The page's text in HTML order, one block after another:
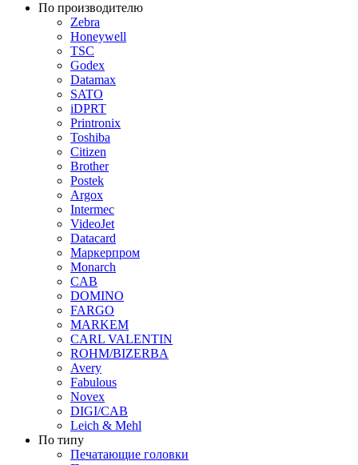
По производителю
Zebra
Honeywell
TSC
Godex
Datamax
SATO
iDPRT
Printronix
Toshiba
Citizen
Brother
Postek
Argox
Intermec
VideoJet
Datacard
Маркерпром
Monarch
CAB
DOMINO
FARGO
MARKEM
CARL VALENTIN
ROHM/BIZERBA
Avery
Fabulous
Novex
DIGI/CAB
Leich & Mehl
По типу
Печатающие головки